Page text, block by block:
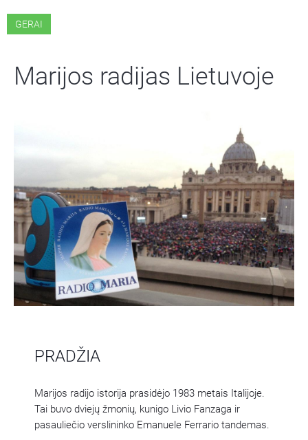
GERAI
Marijos radijas Lietuvoje
PRADŽIA
Marijos radijo istorija prasidėjo 1983 metais Italijoje.
Tai buvo dviejų žmonių, kunigo Livio Fanzaga ir
pasauliečio verslininko Emanuele Ferrario tandemas.